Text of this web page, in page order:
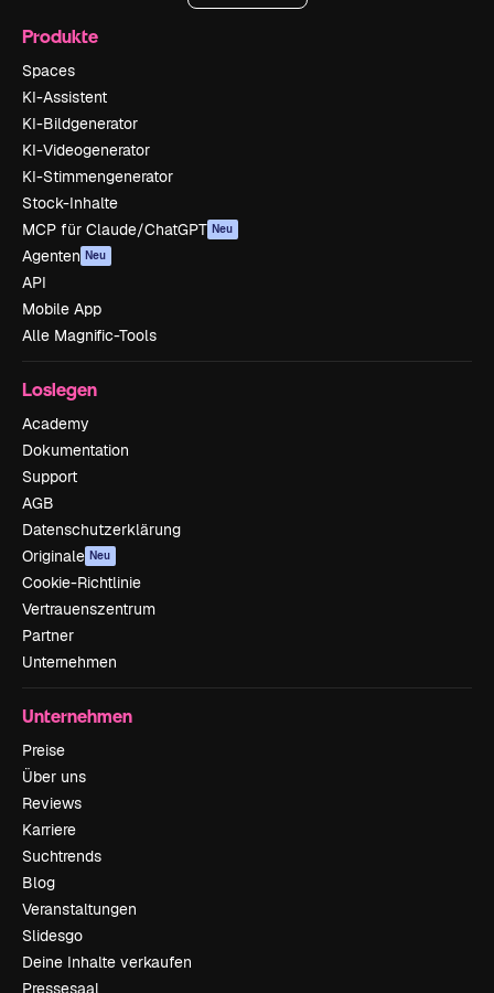
Produkte
Spaces
KI-Assistent
KI-Bildgenerator
KI-Videogenerator
KI-Stimmengenerator
Stock-Inhalte
MCP für Claude/ChatGPT Neu
Agenten Neu
API
Mobile App
Alle Magnific-Tools
Loslegen
Academy
Dokumentation
Support
AGB
Datenschutzerklärung
Originale Neu
Cookie-Richtlinie
Vertrauenszentrum
Partner
Unternehmen
Unternehmen
Preise
Über uns
Reviews
Karriere
Suchtrends
Blog
Veranstaltungen
Slidesgo
Deine Inhalte verkaufen
Pressesaal